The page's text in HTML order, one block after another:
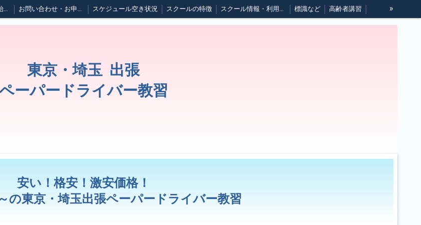
ご予約から教習開始までの流れ お問い合わせ・お申し込み スケジュール空き状況 スクールの特徴 スクール情報・利用規約 標識など 高齢者講習
運転中に大地震が起きたら 応急救護について セルフガソリンスタンドの利用方法 ブログ
»
東京・埼玉 出張
ーパードライバー教習
安い！格安！激安価格！
の東京・埼玉出張ペーパードライバー教習